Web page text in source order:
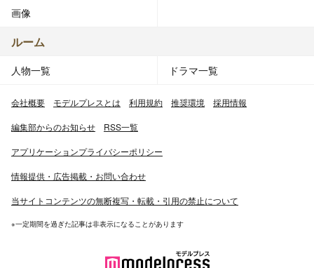
画像
ルーム
人物一覧 ドラマ一覧
会社概要 モデルプレスとは 利用規約 推奨環境 採用情報
編集部からのお知らせ RSS一覧
アプリケーションプライバシーポリシー
情報提供・広告掲載・お問い合わせ
当サイトコンテンツの無断複写・転載・引用の禁止について
※一定期間を過ぎた記事は非表示になることがあります